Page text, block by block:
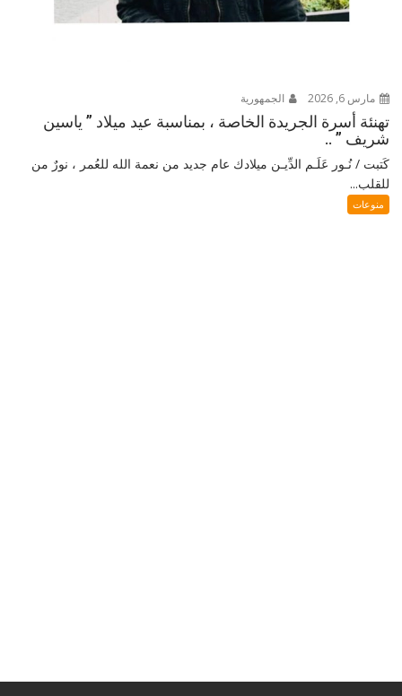
مارس 6, 2026 الجمهورية
تهنئة أسرة الجريدة الخاصة ، بمناسبة عيد ميلاد ” ياسين
شريف ” ..
كَتبت / نُـور عَلَـم الدِّيـن ميلادك عام جديد من نعمة الله للعُمر ، نورٌ من
للقلب...
منوعات